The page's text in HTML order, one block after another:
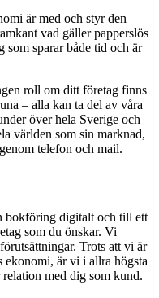
är med och styr den
vad gäller papperslös
sparar både tid och är
roll om ditt företag finns
– alla kan ta del av våra
över hela Sverige och
världen som sin marknad,
telefon och mail.
bokföring digitalt och till ett
som du önskar. Vi
Trots att vi är
ekonomi, är vi i allra högsta
med dig som kund.